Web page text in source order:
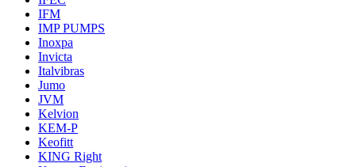
IFM
IMP PUMPS
Inoxpa
Invicta
Italvibras
Jumo
JVM
Kelvion
KEM-P
Keofitt
KING Right